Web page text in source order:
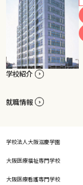
学校紹介
就職情報
学校法人大阪滋慶学園
大阪医療福祉専門学校
大阪医療看護専門学校